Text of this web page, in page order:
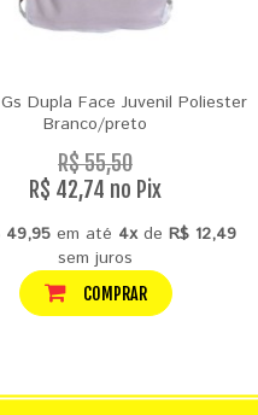
Dupla Face Juvenil Poliester
Branco/preto
R$ 55,50
R$ 42,74 no Pix
49,95 em até 4xde R$ 12,49
sem juros
COMPRAR